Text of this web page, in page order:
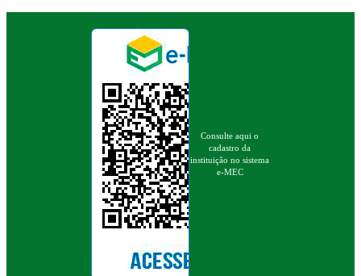
Consulte aqui o
cadastro da
instituição no sistema
e-MEC